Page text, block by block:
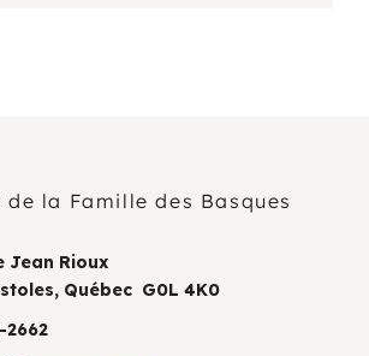
de la Famille des Basques
Jean Rioux
Québec G0L 4K0
2662